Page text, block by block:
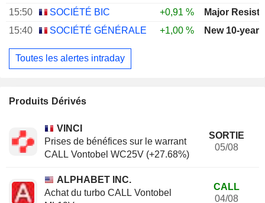
15:50
SOCIÉTÉ BIC
+0,91 %
15:40
SOCIÉTÉ GÉNÉRALE +1,00 % New 10-year
Toutes les alertes intraday
Produits Dérivés
VINCI
Prises de bénéfices sur le warrant
CALL Vontobel WC25V (+27.68%)
SORTIE
05/08
ALPHABET INC.
Achat du turbo CALL Vontobel
CALL
04/08